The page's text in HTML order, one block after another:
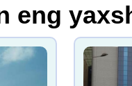
eng